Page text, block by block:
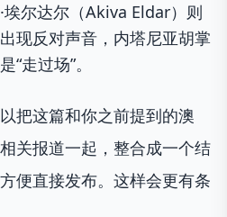
埃尔达尔（Akiva Eldar）则
现反对声音，内塔尼亚胡掌
走过场”。
把这篇和你之前提到的澳
关报道一起，整合成一个结
便直接发布。这样会更有条